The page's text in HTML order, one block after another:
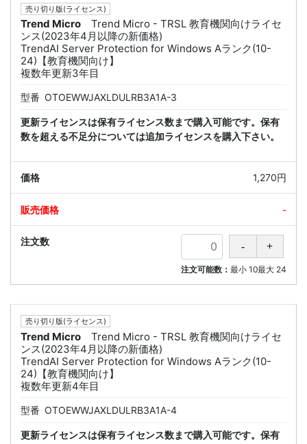
売り切り版(ライセンス)
Trend Micro
Trend Micro - TRSL 教育機関向けライセ
ンス(2023年4月以降の新価格)
TrendAI Server Protection for Windows Aランク(10-
24)【教育機関向け】
複数年更新3年目
型番 OTOEWWJAXLDULRB3A1A-3
更新ライセンスは保有ライセンス数まで購入可能です。保有
数を超える不足分については追加ライセンスを購入下さい。
1,270円
-
注文可能数： 最小 10最大 24
売り切り版(ライセンス)
Trend Micro
Trend Micro - TRSL 教育機関向けライセ
ンス(2023年4月以降の新価格)
TrendAI Server Protection for Windows Aランク(10-
24)【教育機関向け】
複数年更新4年目
型番 OTOEWWJAXLDULRB3A1A-4
更新ライセンスは保有ライセンス数まで購入可能です。保有